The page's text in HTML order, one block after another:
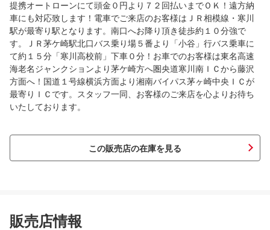
提携オートローンにて頭金０円より７２回払いまでＯＫ！遠方納
車にも対応致します！電車でご来店のお客様はＪＲ相模線・寒川
駅が最寄り駅となります。南口へお降り頂き徒歩約１０分強で
す。ＪＲ茅ケ崎駅北口バス乗り場５番より「小谷」行バス乗車に
て約１５分「寒川高校前」下車０分！お車でのお客様は東名高速
海老名ジャンクションより茅ケ崎方へ圏央道寒川南ＩＣから藤沢
方面へ！国道１号線横浜方面より湘南バイパス茅ヶ崎中央ＩＣが
最寄りＩＣです。スタッフ一同、お客様のご来店を心よりお待ち
いたしております。
この販売店の在庫を見る
販売店情報